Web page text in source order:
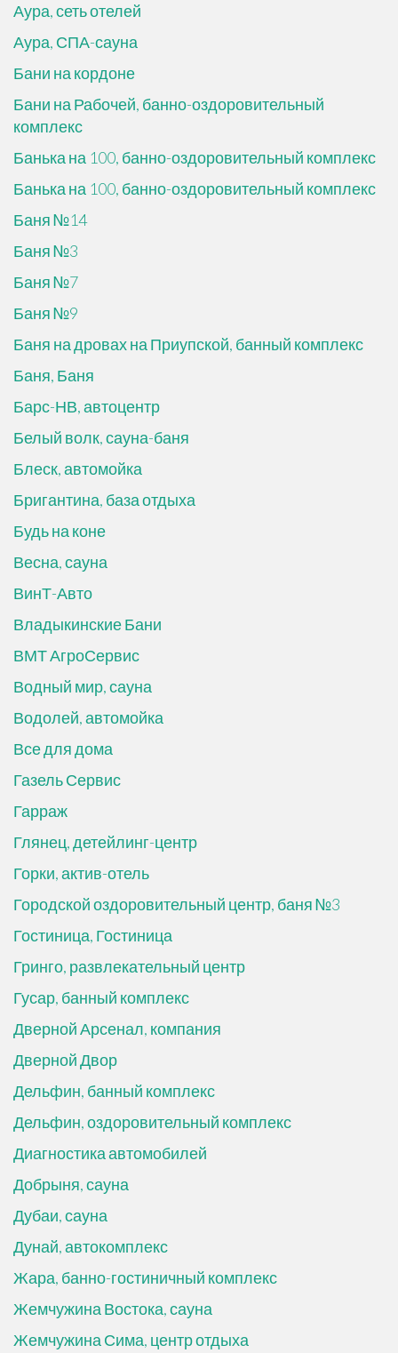
Аура, сеть отелей
Аура, СПА-сауна
Бани на кордоне
Бани на Рабочей, банно-оздоровительный
комплекс
Банька на 100, банно-оздоровительный комплекс
Банька на 100, банно-оздоровительный комплекс
Баня №14
Баня №3
Баня №7
Баня №9
Баня на дровах на Приупской, банный комплекс
Баня, Баня
Барс-НВ, автоцентр
Белый волк, сауна-баня
Блеск, автомойка
Бригантина, база отдыха
Будь на коне
Весна, сауна
ВинТ-Авто
Владыкинские Бани
ВМТ АгроСервис
Водный мир, сауна
Водолей, автомойка
Все для дома
Газель Сервис
Гарраж
Глянец, детейлинг-центр
Горки, актив-отель
Городской оздоровительный центр, баня №3
Гостиница, Гостиница
Гринго, развлекательный центр
Гусар, банный комплекс
Дверной Арсенал, компания
Дверной Двор
Дельфин, банный комплекс
Дельфин, оздоровительный комплекс
Диагностика автомобилей
Добрыня, сауна
Дубаи, сауна
Дунай, автокомплекс
Жара, банно-гостиничный комплекс
Жемчужина Востока, сауна
Жемчужина Сима, центр отдыха